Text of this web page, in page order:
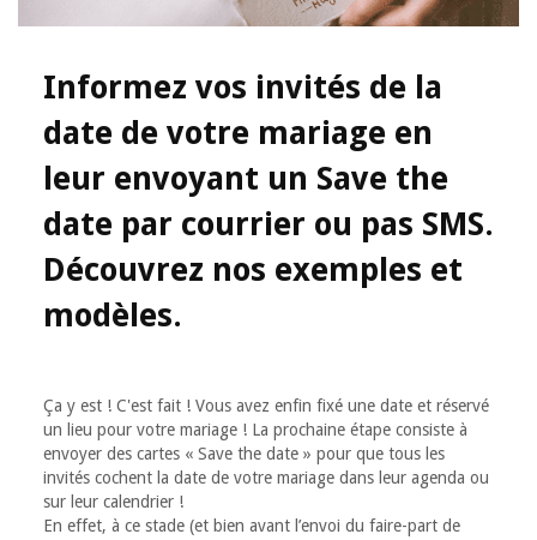
Informez vos invités de la
date de votre mariage en
leur envoyant un Save the
date par courrier ou pas SMS.
Découvrez nos exemples et
modèles.
Ça y est ! C'est fait ! Vous avez enfin fixé une date et réservé
un lieu pour votre mariage ! La prochaine étape consiste à
envoyer des cartes « Save the date » pour que tous les
invités cochent la date de votre mariage dans leur agenda ou
sur leur calendrier !
En effet, à ce stade (et bien avant l’envoi du faire-part de